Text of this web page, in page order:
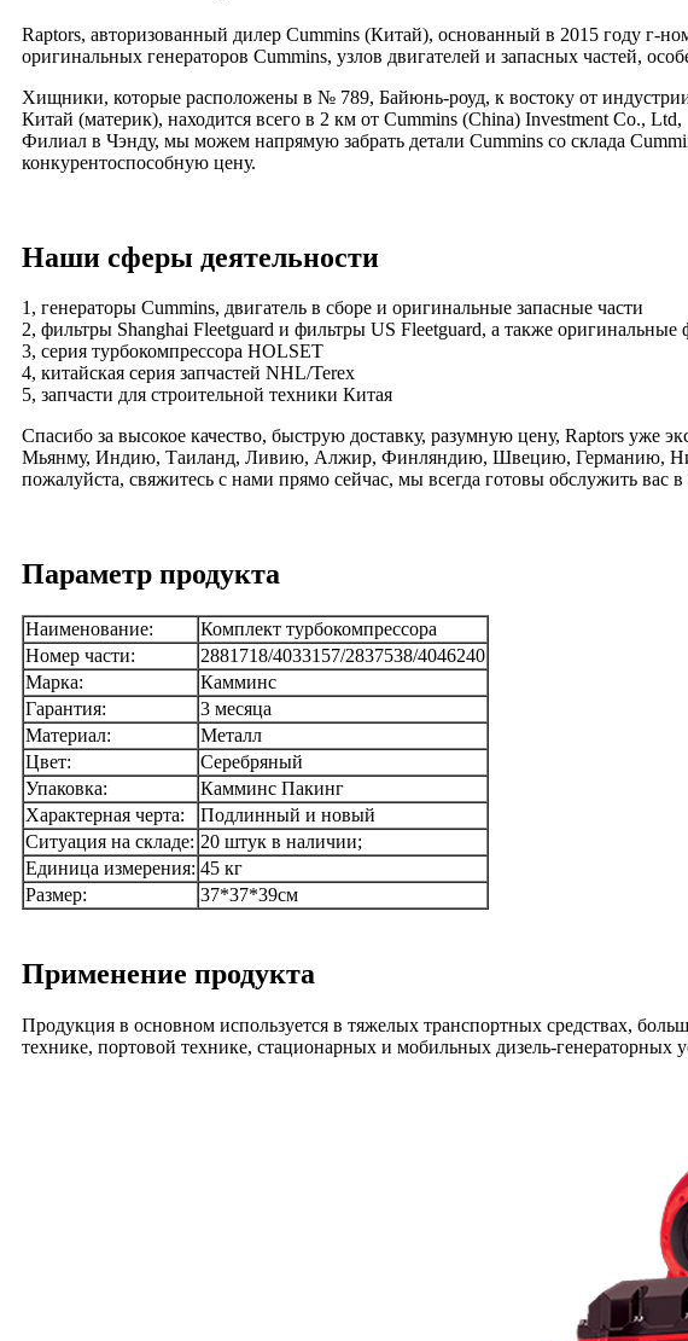
Raptors, авторизованный дилер Cummins (Китай), основанный в 2015 году г-
оригинальных генераторов Cummins, узлов двигателей и запасных частей,
Хищники, которые расположены в № 789, Байюнь-роуд, к востоку от
Китай (материк), находится всего в 2 км от Cummins (China) Investment Co., Ltd,
Филиал в Чэнду, мы можем напрямую забрать детали Cummins со склада
конкурентоспособную цену.
Наши сферы деятельности
1, генераторы Cummins, двигатель в сборе и оригинальные запасные части
2, фильтры Shanghai Fleetguard и фильтры US Fleetguard, а также оригинальные
3, серия турбокомпрессора HOLSET
4, китайская серия запчастей NHL/Terex
5, запчасти для строительной техники Китая
Спасибо за высокое качество, быструю доставку, разумную цену, Raptors
Мьянму, Индию, Таиланд, Ливию, Алжир, Финляндию, Швецию, Германию,
пожалуйста, свяжитесь с нами прямо сейчас, мы всегда готовы обслужить вас
Параметр продукта
Наименование:
Комплект турбокомпрессора
Номер части:
2881718/4033157/2837538/4046240
Марка:
Камминс
Гарантия:
3 месяца
Материал:
Металл
Цвет:
Серебряный
Упаковка:
Камминс Пакинг
Характерная черта:
Подлинный и новый
Ситуация на складе: 20 штук в наличии;
Единица измерения: 45 кг
Размер:
37*37*39см
Применение продукта
Продукция в основном используется в тяжелых транспортных средствах,
технике, портовой технике, стационарных и мобильных дизель-генераторных